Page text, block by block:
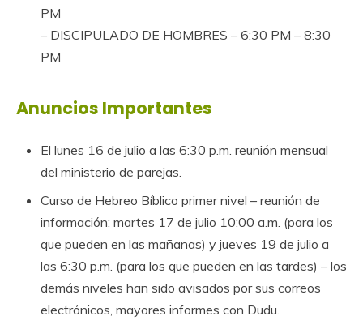
PM
– DISCIPULADO DE HOMBRES – 6:30 PM – 8:30
PM
Anuncios Importantes
El lunes 16 de julio a las 6:30 p.m. reunión mensual
del ministerio de parejas.
Curso de Hebreo Bíblico primer nivel – reunión de
información: martes 17 de julio 10:00 a.m. (para los
que pueden en las mañanas) y jueves 19 de julio a
las 6:30 p.m. (para los que pueden en las tardes) – los
demás niveles han sido avisados por sus correos
electrónicos, mayores informes con Dudu.